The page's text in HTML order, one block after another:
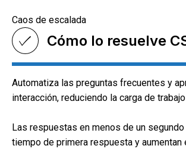
Caos de escalada
Cómo lo resuelve
Automatiza las preguntas frecuentes y
interacción, reduciendo la carga de
Las respuestas en menos de un
tiempo de primera respuesta y aumentan